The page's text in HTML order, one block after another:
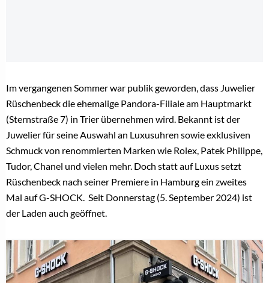
Im vergangenen Sommer war publik geworden, dass Juwelier
Rüschenbeck die ehemalige Pandora-Filiale am Hauptmarkt
(Sternstraße 7) in Trier übernehmen wird. Bekannt ist der
Juwelier für seine Auswahl an Luxusuhren sowie exklusiven
Schmuck von renommierten Marken wie Rolex, Patek Philippe,
Tudor, Chanel und vielen mehr. Doch statt auf Luxus setzt
Rüschenbeck nach seiner Premiere in Hamburg ein zweites
Mal auf G-SHOCK. Seit Donnerstag (5. September 2024) ist
der Laden auch geöffnet.